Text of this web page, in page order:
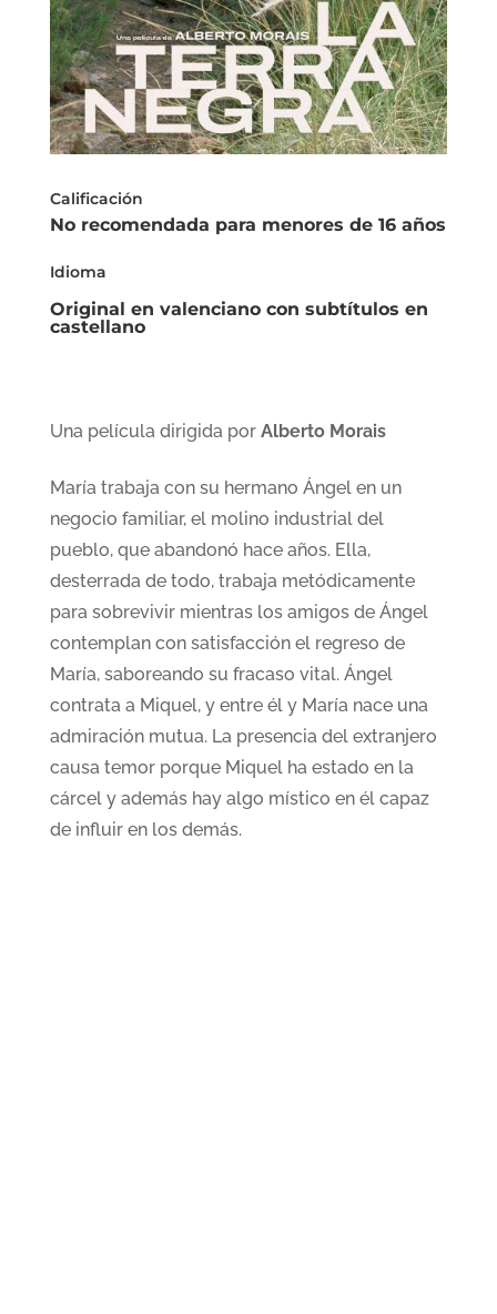
Calificación
No recomendada para menores de 16 años
Idioma
Original en valenciano con subtítulos en
castellano
Una película dirigida por Alberto Morais
María trabaja con su hermano Ángel en un
negocio familiar, el molino industrial del
pueblo, que abandonó hace años. Ella,
desterrada de todo, trabaja metódicamente
para sobrevivir mientras los amigos de Ángel
contemplan con satisfacción el regreso de
María, saboreando su fracaso vital. Ángel
contrata a Miquel, y entre él y María nace una
admiración mutua. La presencia del extranjero
causa temor porque Miquel ha estado en la
cárcel y además hay algo místico en él capaz
de influir en los demás.